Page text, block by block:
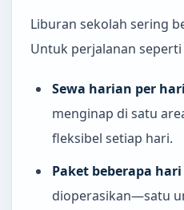
Liburan sekolah sering
Untuk perjalanan seperti
Sewa harian per hari
menginap di satu
fleksibel setiap hari.
Paket beberapa hari
dioperasikan—satu